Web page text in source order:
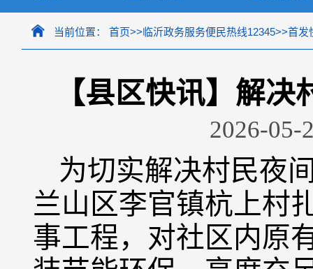
当前位置： 首页>>临沂政务服务便民热线12345>>首发
【县区快讯】解
2026-05-
为切实解决村民夜
兰山区李官镇杭上村
事工程，对社区内原